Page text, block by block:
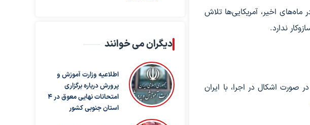
ماه‌های اخیر، آمریکایی‌ها تلاش
ندارد.
اشکال در اجرا، با ایران
دیگران می خوانند
اطلاعیه وزارت آموزش و
پرورش درباره برگزاری
امتحانات نهایی معوق در ۴
استان جنوبی کشور